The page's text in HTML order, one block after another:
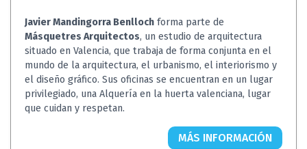
Javier Mandingorra Benlloch forma parte de
Másquetres Arquitectos, un estudio de arquitectura
situado en Valencia, que trabaja de forma conjunta en el
mundo de la arquitectura, el urbanismo, el interiorismo y
el diseño gráfico. Sus oficinas se encuentran en un lugar
privilegiado, una Alquería en la huerta valenciana, lugar
que cuidan y respetan.
MÁS INFORMACIÓN